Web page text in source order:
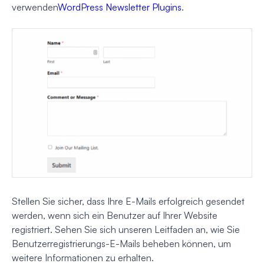
verwendenWordPress Newsletter Plugins.
Stellen Sie sicher, dass Ihre E-Mails erfolgreich gesendet
werden, wenn sich ein Benutzer auf Ihrer Website
registriert. Sehen Sie sich unseren Leitfaden an, wie Sie
Benutzerregistrierungs-E-Mails beheben können, um
weitere Informationen zu erhalten.